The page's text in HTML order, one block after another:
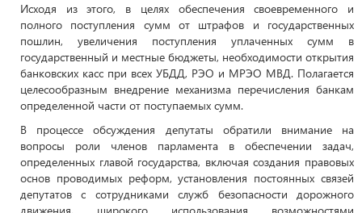
Исходя из этого, в целях обеспечения своевременного и
полного поступления сумм от штрафов и государственных
пошлин, увеличения поступления уплаченных сумм в
государственный и местные бюджеты, необходимости открытия
банковских касс при всех УБДД, РЭО и МРЭО МВД. Полагается
целесообразным внедрение механизма перечисления банкам
определенной части от поступаемых сумм.
В процессе обсуждения депутаты обратили внимание на
вопросы роли членов парламента в обеспечении задач,
определенных главой государства, включая создания правовых
основ проводимых реформ, установления постоянных связей
депутатов с сотрудниками служб безопасности дорожного